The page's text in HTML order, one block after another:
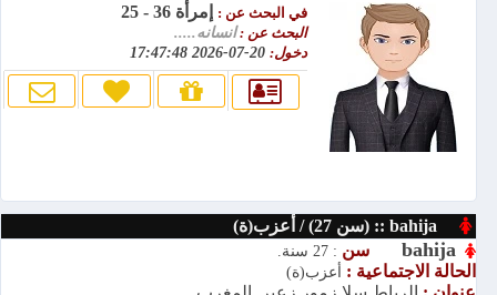
في البحث عن : إمرأة 36 - 25
البحث عن :انسانه.....
دخول:
bahija :: (سن 27) / أعزب(ة)
bahija سن : 27 سنة.
الحالة الاجتماعية : أعزب(ة)